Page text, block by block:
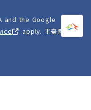
打開
and the Google
apply. 平臺圖像以